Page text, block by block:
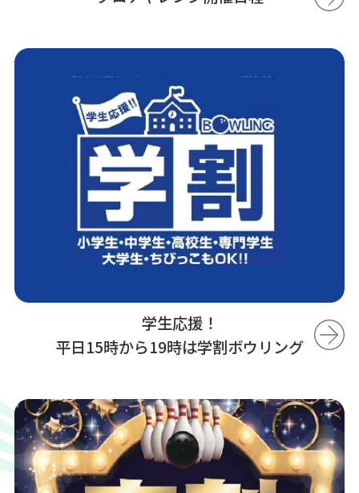
学生応援！
平日15時から19時は学割ボウリング